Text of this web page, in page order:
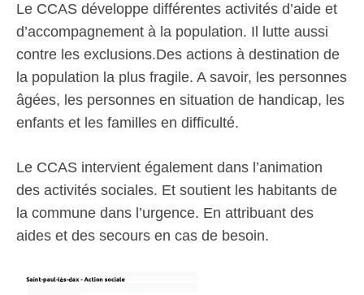
Le CCAS développe différentes activités d’aide et
d’accompagnement à la population. Il lutte aussi
contre les exclusions.Des actions à destination de
la population la plus fragile. A savoir, les personnes
âgées, les personnes en situation de handicap, les
enfants et les familles en difficulté.
Le CCAS intervient également dans l’animation
des activités sociales. Et soutient les habitants de
la commune dans l’urgence. En attribuant des
aides et des secours en cas de besoin.